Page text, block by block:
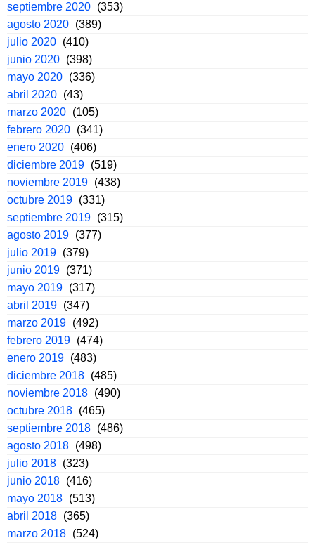
septiembre 2020 (353)
agosto 2020 (389)
julio 2020 (410)
junio 2020 (398)
mayo 2020 (336)
abril 2020 (43)
marzo 2020 (105)
febrero 2020 (341)
enero 2020 (406)
diciembre 2019 (519)
noviembre 2019 (438)
octubre 2019 (331)
septiembre 2019 (315)
agosto 2019 (377)
julio 2019 (379)
junio 2019 (371)
mayo 2019 (317)
abril 2019 (347)
marzo 2019 (492)
febrero 2019 (474)
enero 2019 (483)
diciembre 2018 (485)
noviembre 2018 (490)
octubre 2018 (465)
septiembre 2018 (486)
agosto 2018 (498)
julio 2018 (323)
junio 2018 (416)
mayo 2018 (513)
abril 2018 (365)
marzo 2018 (524)